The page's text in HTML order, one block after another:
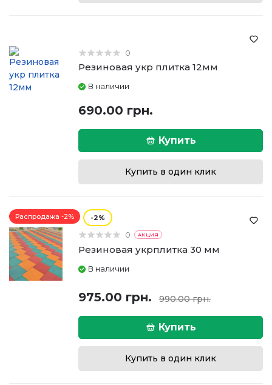
0
Резиновая укр плитка 12мм
В наличии
690.00 грн.
Купить
Купить в один клик
Распродажа -2% 2
0 АКЦИЯ
Резиновая укрплитка 30 мм
В наличии
975.00 грн. 990.00 грн.
Купить
Купить в один клик